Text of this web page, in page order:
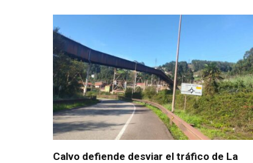
Calvo defiende desviar el tráfico de La